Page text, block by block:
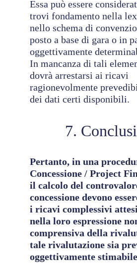
Essa può essere
trovi fondamento nella
nello schema di
posto a base di gara o in
oggettivamente
In mancanza di tali
dovrà arrestarsi ai ricavi
ragionevolmente
dei dati certi disponibili.
7.
Pertanto, in una
Concessione / Project
il calcolo del
concessione devono
i ricavi complessivi
nella loro espressione
comprensiva della
tale rivalutazione sia
oggettivamente